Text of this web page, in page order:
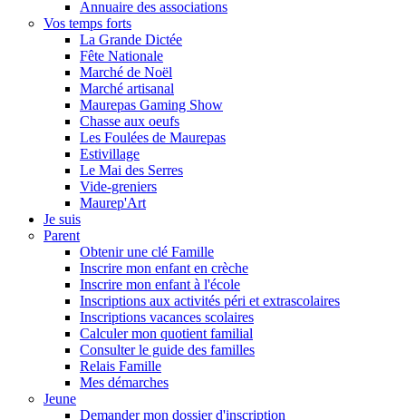
Annuaire des associations
Vos temps forts
La Grande Dictée
Fête Nationale
Marché de Noël
Marché artisanal
Maurepas Gaming Show
Chasse aux oeufs
Les Foulées de Maurepas
Estivillage
Le Mai des Serres
Vide-greniers
Maurep'Art
Je suis
Parent
Obtenir une clé Famille
Inscrire mon enfant en crèche
Inscrire mon enfant à l'école
Inscriptions aux activités péri et extrascolaires
Inscriptions vacances scolaires
Calculer mon quotient familial
Consulter le guide des familles
Relais Famille
Mes démarches
Jeune
Demander mon dossier d'inscription